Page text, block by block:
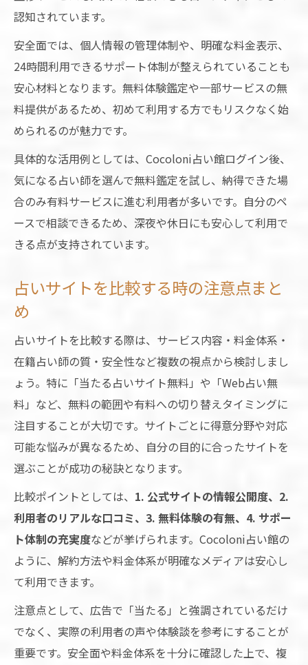
認知されています。
安全面では、個人情報の管理体制や、明確な料金表示、
24時間利用できるサポート体制が整えられていることも
安心材料となります。無料体験鑑定や一部サービスの無
料提供があるため、初めて利用する方でもリスクなく始
められるのが魅力です。
具体的な活用例としては、Cocoloni占い館ログイン後、
気になる占い師を選んで無料鑑定を試し、納得できた場
合のみ有料サービスに進む利用者が多いです。自分のペ
ースで相談できるため、深夜や休日にも安心して利用で
きる点が支持されています。
占いサイトを比較する時の注意点まと
め
占いサイトを比較する際は、サービス内容・料金体系・
在籍占い師の質・安全性など複数の視点から検討しまし
ょう。特に「当たる占いサイト無料」や「Web占い無
料」など、無料の範囲や有料への切り替えタイミングに
注目することが大切です。サイトごとに得意分野や対応
可能な悩みが異なるため、自分の目的に合ったサイトを
選ぶことが成功の秘訣となります。
比較ポイントとしては、 1. 公式サイトの情報公開度、2.
利用者のリアルな口コミ、3. 無料体験の有無、4. サポー
ト体制の充実度などが挙げられます。Cocoloni占い館の
ように、解約方法や料金体系が明確なメディアは安心し
て利用できます。
注意点として、広告で「当たる」と強調されているだけ
でなく、実際の利用者の声や体験談を参考にすることが
重要です。安全面や料金体系を十分に確認した上で、複